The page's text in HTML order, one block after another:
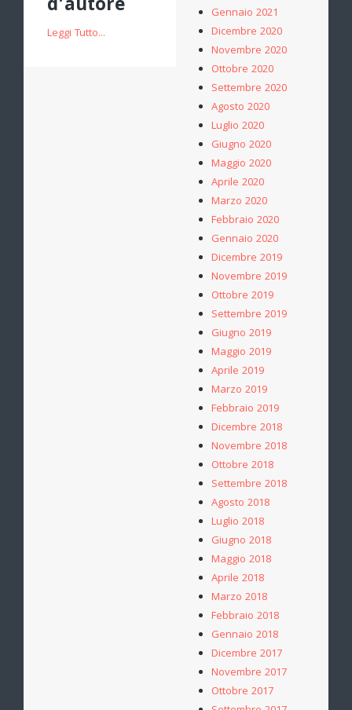
d’autore
Leggi Tutto...
Gennaio 2021
Dicembre 2020
Novembre 2020
Ottobre 2020
Settembre 2020
Agosto 2020
Luglio 2020
Giugno 2020
Maggio 2020
Aprile 2020
Marzo 2020
Febbraio 2020
Gennaio 2020
Dicembre 2019
Novembre 2019
Ottobre 2019
Settembre 2019
Giugno 2019
Maggio 2019
Aprile 2019
Marzo 2019
Febbraio 2019
Dicembre 2018
Novembre 2018
Ottobre 2018
Settembre 2018
Agosto 2018
Luglio 2018
Giugno 2018
Maggio 2018
Aprile 2018
Marzo 2018
Febbraio 2018
Gennaio 2018
Dicembre 2017
Novembre 2017
Ottobre 2017